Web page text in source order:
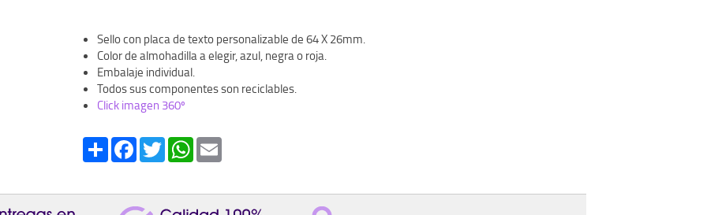
Sello con placa de texto personalizable de 64 X 26mm.
Color de almohadilla a elegir, azul, negra o roja.
Embalaje individual.
Todos sus componentes son reciclables.
Click imagen 360º
ShareFacebook
TwitterWhatsApp